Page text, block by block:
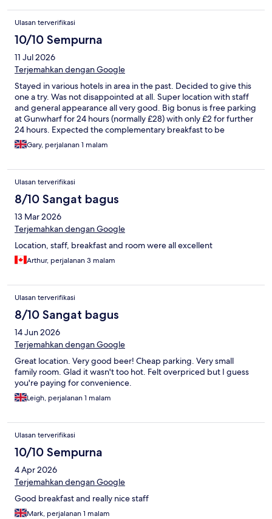
Ulasan terverifikasi
10/10 Sempurna
11 Jul 2026
Terjemahkan dengan Google
Stayed in various hotels in area in the past. Decided to give this
one a try. Was not disappointed at all. Super location with staff
and general appearance all very good. Big bonus is free parking
at Gunwharf for 24 hours (normally £28) with only £2 for further
24 hours. Expected the complementary breakfast to be
continental but had the full works. Just wish we had stayed
there before.
Gary, perjalanan 1 malam
Ulasan terverifikasi
8/10 Sangat bagus
13 Mar 2026
Terjemahkan dengan Google
Location, staff, breakfast and room were all excellent
Arthur, perjalanan 3 malam
Ulasan terverifikasi
8/10 Sangat bagus
14 Jun 2026
Terjemahkan dengan Google
Great location. Very good beer! Cheap parking. Very small
family room. Glad it wasn't too hot. Felt overpriced but I guess
you're paying for convenience.
Leigh, perjalanan 1 malam
Ulasan terverifikasi
10/10 Sempurna
4 Apr 2026
Terjemahkan dengan Google
Good breakfast and really nice staff
Mark, perjalanan 1 malam